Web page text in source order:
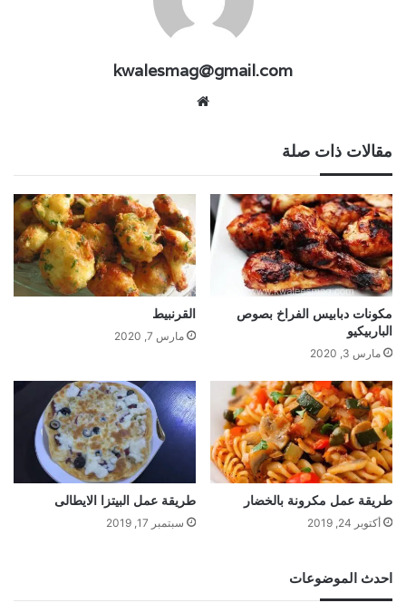
kwalesmag@gmail.com
مقالات ذات صلة
مكونات دبابيس الفراخ بصوص
الباربيكيو
مارس 3, 2020
القرنبيط
مارس 7, 2020
طريقة عمل مكرونة بالخضار
أكتوبر 24, 2019
طريقة عمل البيتزا الايطالى
سبتمبر 17, 2019
احدث الموضوعات